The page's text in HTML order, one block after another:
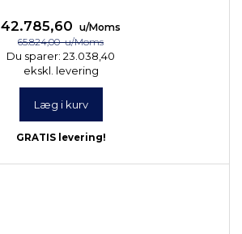
42.785,60
u/Moms
65.824,00u/Moms
Du sparer: 23.038,40
ekskl. levering
Læg i kurv
GRATIS levering!